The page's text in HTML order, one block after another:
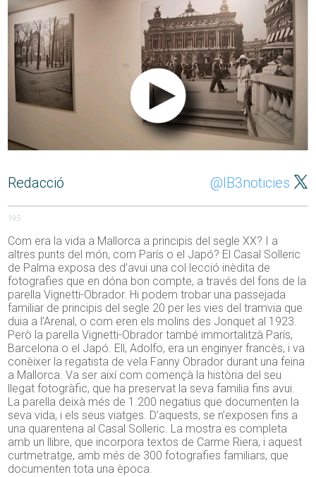
Redacció @IB3noticies
195
Com era la vida a Mallorca a principis del segle XX? I a
altres punts del món, com París o el Japó? El Casal Solleric
de Palma exposa des d’avui una col·lecció inèdita de
fotografies que en dóna bon compte, a través del fons de la
parella Vignetti-Obrador. Hi podem trobar una passejada
familiar de principis del segle 20 per les vies del tramvia que
duia a l’Arenal, o com eren els molins des Jonquet al 1923.
Però la parella Vignetti-Obrador també immortalitzà París,
Barcelona o el Japó. Ell, Adolfo, era un enginyer francès, i va
conèixer la regatista de vela Fanny Obrador durant una feina
a Mallorca. Va ser així com començà la història del seu
llegat fotogràfic, que ha preservat la seva familia fins avui.
La parella deixà més de 1.200 negatius que documenten la
seva vida, i els seus viatges. D’aquests, se n’exposen fins a
una quarentena al Casal Solleric. La mostra es completa
amb un llibre, que incorpora textos de Carme Riera, i aquest
curtmetratge, amb més de 300 fotografies familiars, que
documenten tota una època.